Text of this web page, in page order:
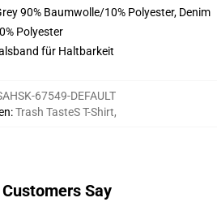
90% Baumwolle/10% Polyester, Denim
Polyester
für Haltbarkeit
67549-DEFAULT
:Trash TasteS T-Shirt,
Say